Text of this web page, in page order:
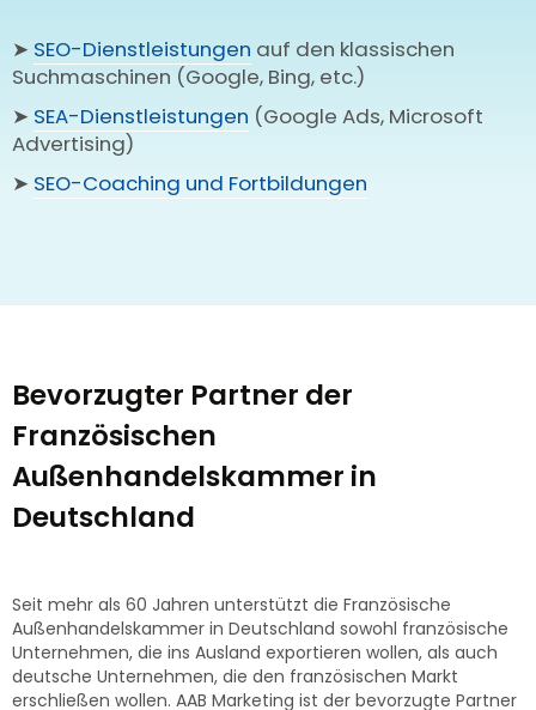
➤ SEO-Dienstleistungen auf den klassischen
Suchmaschinen (Google, Bing, etc.)
➤ SEA-Dienstleistungen (Google Ads, Microsoft
Advertising)
➤ SEO-Coaching und Fortbildungen
Bevorzugter Partner der
Französischen
Außenhandelskammer in
Deutschland
Seit mehr als 60 Jahren unterstützt die Französische
Außenhandelskammer in Deutschland sowohl französische
Unternehmen, die ins Ausland exportieren wollen, als auch
deutsche Unternehmen, die den französischen Markt
erschließen wollen. AAB Marketing ist der bevorzugte Partner